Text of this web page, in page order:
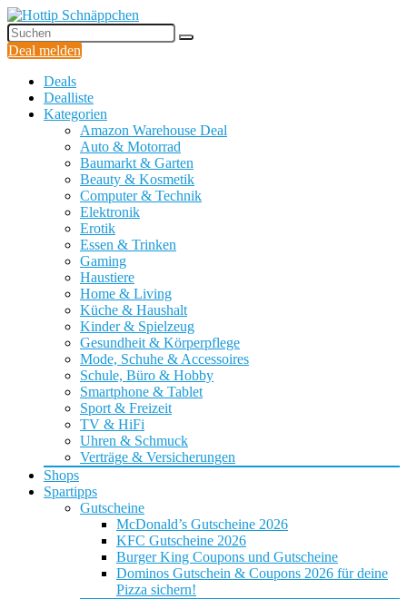
Deal melden
Deals
Dealliste
Kategorien
Amazon Warehouse Deal
Auto & Motorrad
Baumarkt & Garten
Beauty & Kosmetik
Computer & Technik
Elektronik
Erotik
Essen & Trinken
Gaming
Haustiere
Home & Living
Küche & Haushalt
Kinder & Spielzeug
Gesundheit & Körperpflege
Mode, Schuhe & Accessoires
Schule, Büro & Hobby
Smartphone & Tablet
Sport & Freizeit
TV & HiFi
Uhren & Schmuck
Verträge & Versicherungen
Shops
Spartipps
Gutscheine
McDonald’s Gutscheine 2026
KFC Gutscheine 2026
Burger King Coupons und Gutscheine
Dominos Gutschein & Coupons 2026 für deine
Pizza sichern!